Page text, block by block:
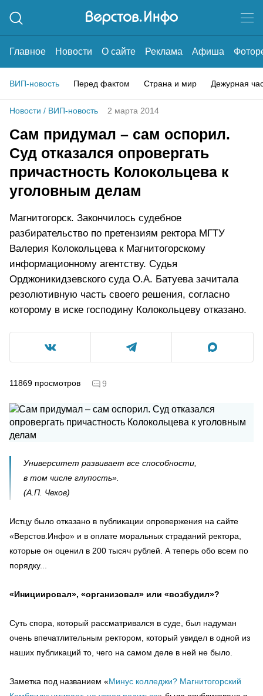
Главное Новости О сайте Реклама Афиша
ВИП-новость Перед фактом Страна и мир Дежурная
Новости / ВИП-новость 2 марта 2014
Сам придумал – сам оспорил.
Суд отказался опровергать
причастность Колокольцева к
уголовным делам
Магнитогорск. Закончилось судебное
разбирательство по претензиям ректора МГТУ
Валерия Колокольцева к Магнитогорскому
информационному агентству. Судья
Орджоникидзевского суда О.А. Батуева зачитала
резолютивную часть своего решения, согласно
которому в иске господину Колокольцеву отказано.
11869 просмотров 9
Университет развивает все способности,
в том числе глупость».
(А.П. Чехов)
Истцу было отказано в публикации опровержения на сайте
«Верстов.Инфо» и в оплате моральных страданий ректора,
которые он оценил в 200 тысяч рублей. А теперь обо всем по
порядку...
«Инициировал», «организовал» или «возбудил»?
Суть спора, который рассматривался в суде, был надуман
очень впечатлительным ректором, который увидел в одной из
наших публикаций то, чего на самом деле в ней не было.
Заметка под названием «Минус колледжи? Магнитогорский